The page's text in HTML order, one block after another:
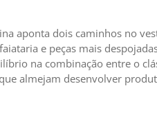
aponta dois caminhos no
e peças mais
na combinação entre o
almejam desenvolver